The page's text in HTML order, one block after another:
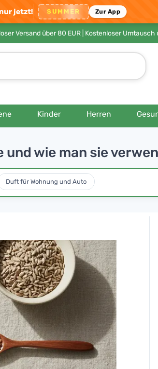
jetzt! SUMMER Zur App
Versand über 80 EUR | Kostenloser
Kinder Herren
und wie man sie
Duft für Wohnung und Auto